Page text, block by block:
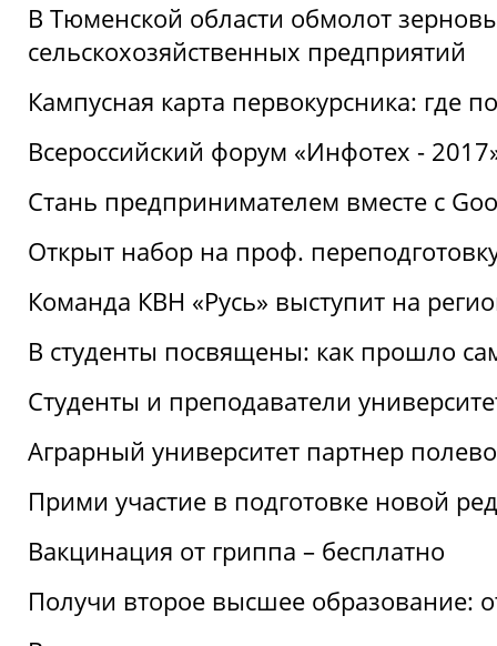
В Тюменской области обмолот
сельскохозяйственных предприятий
Кампусная карта первокурсника: где
Всероссийский форум «Инфотех -
Стань предпринимателем вместе с
Открыт набор на проф.
Команда КВН «Русь» выступит на
В студенты посвящены: как прошло
Студенты и преподаватели
Аграрный университет партнер
Прими участие в подготовке новой
Вакцинация от гриппа – бесплатно
Получи второе высшее образование: